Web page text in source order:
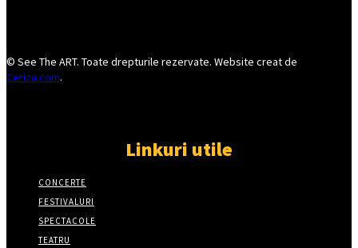
© See The ART. Toate drepturile rezervate. Website creat de
Ceriza.com.
Linkuri utile
CONCERTE
FESTIVALURI
SPECTACOLE
TEATRU